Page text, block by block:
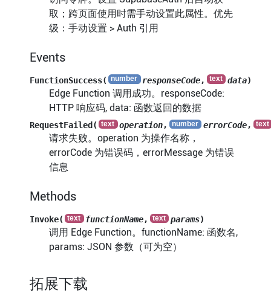
取；跨页面使用时需手动设置此属性。优先
级：手动设置 > Auth 引用
Events
FunctionSuccess( responseCode, data)
Edge Function 调用成功。responseCode:
HTTP 响应码, data: 函数返回的数据
RequestFailed( operation, errorCode,
请求失败。operation 为操作名称，
errorCode 为错误码，errorMessage 为错误
信息
Methods
Invoke( functionName, params)
调用 Edge Function。functionName: 函数名,
params: JSON 参数（可为空）
拓展下载